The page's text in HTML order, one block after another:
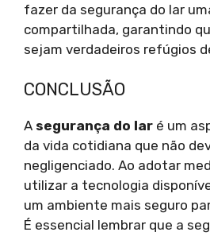
fazer da segurança do lar
compartilhada, garantindo
sejam verdadeiros refúgios
CONCLUSÃO
A segurança do lar é um
da vida cotidiana que não
negligenciado. Ao adotar
utilizar a tecnologia
um ambiente mais seguro
É essencial lembrar que a